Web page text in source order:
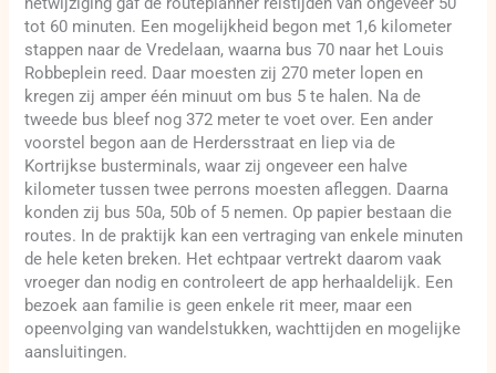
tot 60 minuten. Een mogelijkheid begon met 1,6 kilometer
stappen naar de Vredelaan, waarna bus 70 naar het Louis
Robbeplein reed. Daar moesten zij 270 meter lopen en
kregen zij amper één minuut om bus 5 te halen. Na de
tweede bus bleef nog 372 meter te voet over. Een ander
voorstel begon aan de Herdersstraat en liep via de
Kortrijkse busterminals, waar zij ongeveer een halve
kilometer tussen twee perrons moesten afleggen. Daarna
konden zij bus 50a, 50b of 5 nemen. Op papier bestaan die
routes. In de praktijk kan een vertraging van enkele minuten
de hele keten breken. Het echtpaar vertrekt daarom vaak
vroeger dan nodig en controleert de app herhaaldelijk. Een
bezoek aan familie is geen enkele rit meer, maar een
opeenvolging van wandelstukken, wachttijden en mogelijke
aansluitingen.